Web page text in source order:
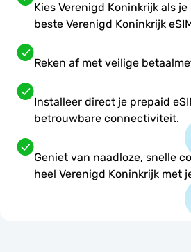
Kies Verenigd Koninkrijk als
beste Verenigd Koninkrijk
Reken af met veilige
Installeer direct je prepaid
betrouwbare connectiviteit.
Geniet van naadloze, snelle
heel Verenigd Koninkrijk met